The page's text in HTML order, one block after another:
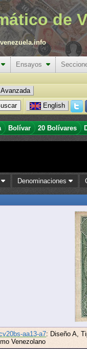
de
Ensayos
Avanzada
English
Bolívar 20 Bolívares
Denominaciones
aa13-a7: Diseño A,
Venezolano